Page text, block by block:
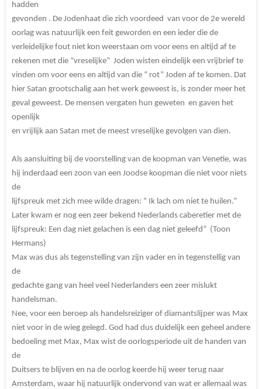
hadden
gevonden . De Jodenhaat die zich voordeed van voor de 2e wereld
oorlag was natuurlijk een feit geworden en een ieder die de
verleidelijke fout niet kon weerstaan om voor eens en altijd af te
rekenen met die “vreselijke” Joden wisten eindelijk een vrijbrief te
vinden om voor eens en altijd van die “ rot” Joden af te komen. Dat
hier Satan grootschalig aan het werk geweest is, is zonder meer het
geval geweest. De mensen vergaten hun geweten en gaven het
openlijk
en vrijlijk aan Satan met de meest vreselijke gevolgen van dien.
Als aansluiting bij de voorstelling van de koopman van Venetie, was
hij inderdaad een zoon van een Joodse koopman die niet voor niets
de
lijfspreuk met zich mee wilde dragen: “ Ik lach om niet te huilen.”
Later kwam er nog een zeer bekend Nederlands caberetier met de
lijfspreuk: Een dag niet gelachen is een dag niet geleefd” (Toon
Hermans)
Max was dus als tegenstelling van zijn vader en in tegenstellig van
de
gedachte gang van heel veel Nederlanders een zeer mislukt
handelsman.
Nee, voor een beroep als handelsreiziger of diamantslijper was Max
niet voor in de wieg gelegd. God had dus duidelijk een geheel andere
bedoeling met Max, Max wist de oorlogsperiode uit de handen van
de
Duitsers te blijven en na de oorlog keerde hij weer terug naar
Amsterdam, waar hij natuurlijk ondervond van wat er allemaal was